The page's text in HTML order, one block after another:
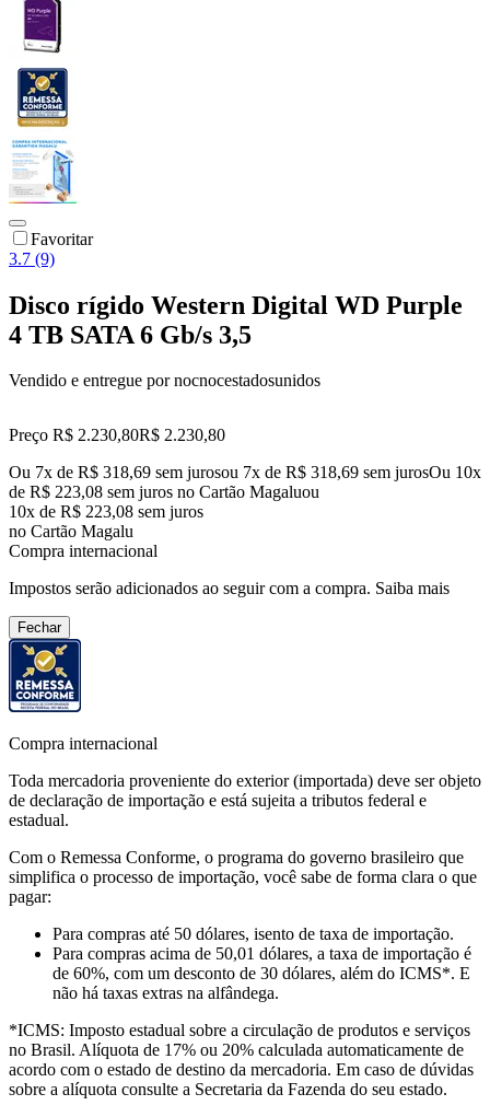
Favoritar
3.7 (9)
Disco rígido Western Digital WD Purple
4 TB SATA 6 Gb/s 3,5
Vendido e entregue por nocnocestadosunidos
Preço R$ 2.230,80R$ 2.230,80
Ou 7x de R$ 318,69 sem jurosou 7x de R$ 318,69 sem jurosOu 10x
de R$ 223,08 sem juros no Cartão Magaluou
10x de R$ 223,08 sem juros
no Cartão Magalu
Compra internacional
Impostos serão adicionados ao seguir com a compra. Saiba mais
Fechar
Compra internacional
Toda mercadoria proveniente do exterior (importada) deve ser objeto
de declaração de importação e está sujeita a tributos federal e
estadual.
Com o Remessa Conforme, o programa do governo brasileiro que
simplifica o processo de importação, você sabe de forma clara o que
pagar:
Para compras até 50 dólares, isento de taxa de importação.
Para compras acima de 50,01 dólares, a taxa de importação é
de 60%, com um desconto de 30 dólares, além do ICMS*. E
não há taxas extras na alfândega.
*ICMS: Imposto estadual sobre a circulação de produtos e serviços
no Brasil. Alíquota de 17% ou 20% calculada automaticamente de
acordo com o estado de destino da mercadoria. Em caso de dúvidas
sobre a alíquota consulte a Secretaria da Fazenda do seu estado.